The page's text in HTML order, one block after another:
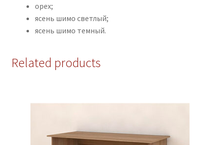
орех;
ясень шимо светлый;
ясень шимо темный.
Related products